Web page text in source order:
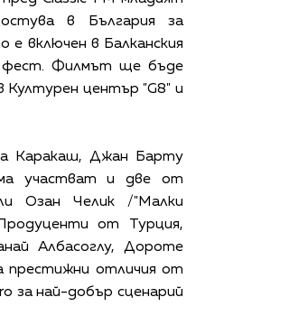
в България за
е включен в Балканския
фест. Филмът ще бъде
Културен център "G8" и
Каракаш, Джан Барту
участват и две от
Озан Челик /"Малки
от Турция,
Албасоглу, Дороте
престижни отличия от
за най-добър сценарий